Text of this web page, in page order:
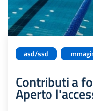
asd/ssd
Contributi a
Aperto